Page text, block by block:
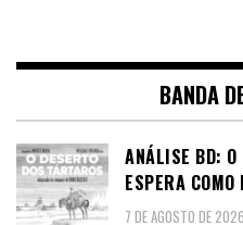
BANDA
ANÁLISE BD: O
ESPERA COMO
7 DE AGOSTO DE 2026